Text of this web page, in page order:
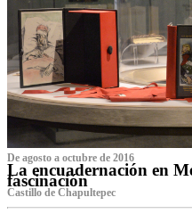
De agosto a octubre de 2016
La encuadernación en
fascinación
Castillo de Chapultepec